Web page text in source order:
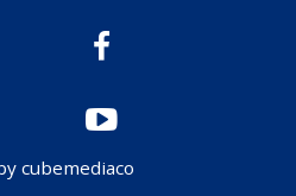
cubemediaco